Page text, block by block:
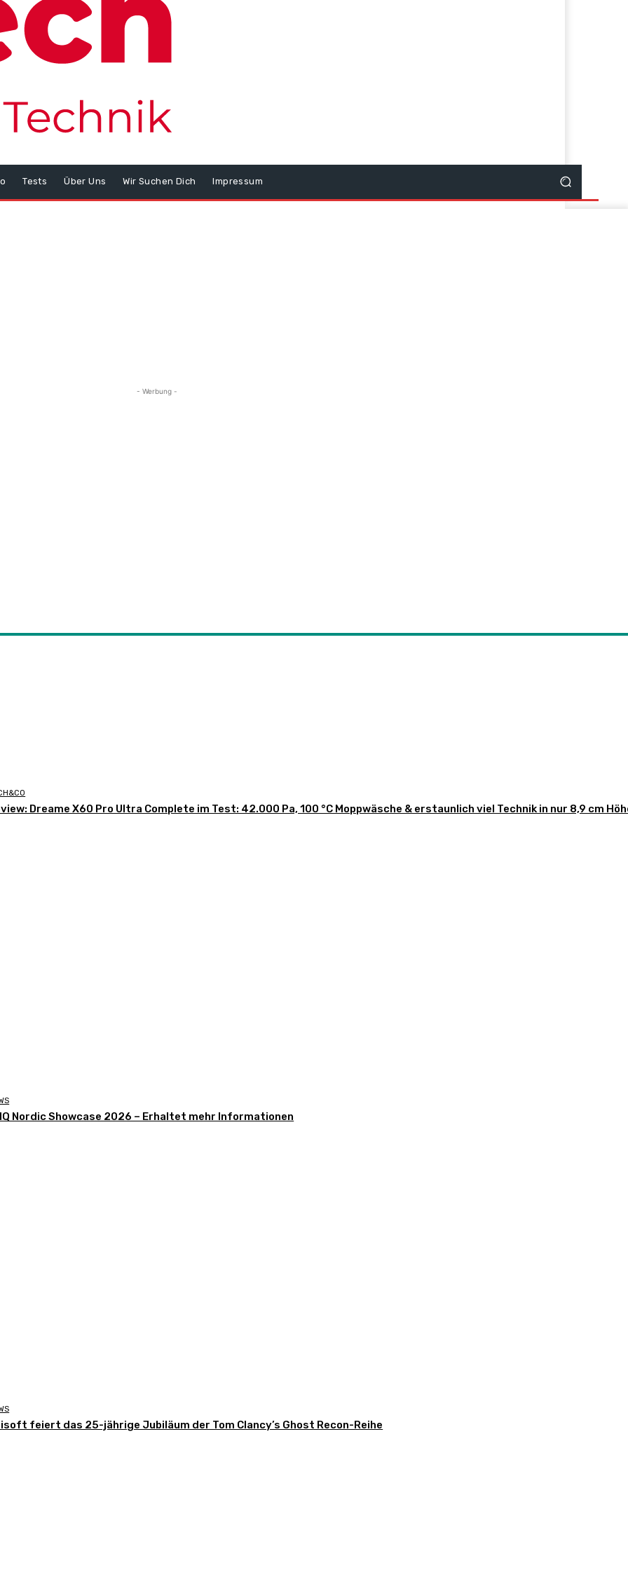
Tests Über Uns Wir Suchen Dich Impressum
- Werbung -
Dreame X60 Pro Ultra Complete im Test: 42.000 Pa, 100 °C Moppwäsche & erstaunlich viel Technik in nur 8,9 cm
Nordic Showcase 2026 – Erhaltet mehr Informationen
feiert das 25-jährige Jubiläum der Tom Clancy’s Ghost Recon-Reihe